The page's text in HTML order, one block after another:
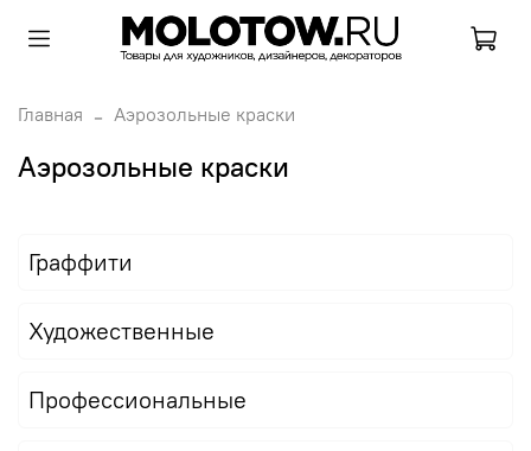
Главная Аэрозольные краски
Аэрозольные краски
Граффити
Художественные
Профессиональные